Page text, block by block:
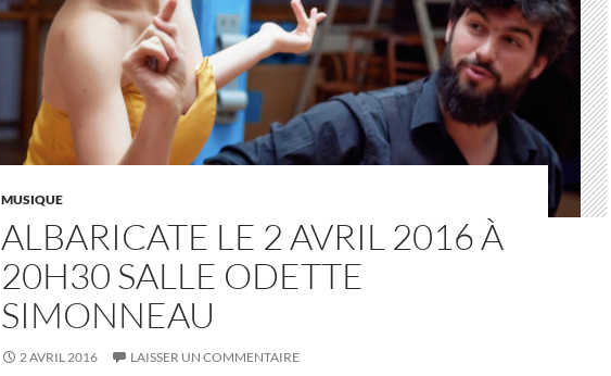
MUSIQUE
ALBARICATE LE 2 AVRIL 2016 À
20H30 SALLE ODETTE
SIMONNEAU
2 AVRIL 2016 LAISSER UN COMMENTAIRE